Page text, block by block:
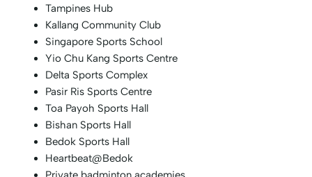
Tampines Hub
Kallang Community Club
Singapore Sports School
Yio Chu Kang Sports Centre
Delta Sports Complex
Pasir Ris Sports Centre
Toa Payoh Sports Hall
Bishan Sports Hall
Bedok Sports Hall
Heartbeat@Bedok